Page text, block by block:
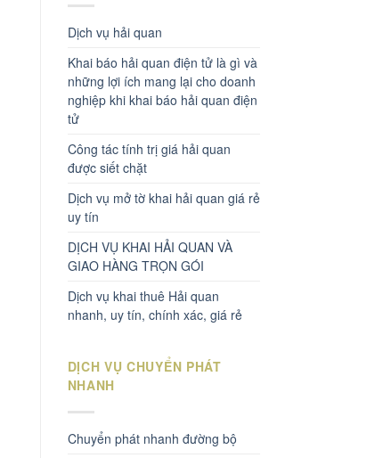
Dịch vụ hải quan
Khai báo hải quan điện tử là gì và
những lợi ích mang lại cho doanh
nghiệp khi khai báo hải quan điện
tử
Công tác tính trị giá hải quan
được siết chặt
Dịch vụ mở tờ khai hải quan giá rẻ
uy tín
DỊCH VỤ KHAI HẢI QUAN VÀ
GIAO HÀNG TRỌN GÓI
Dịch vụ khai thuê Hải quan
nhanh, uy tín, chính xác, giá rẻ
DỊCH VỤ CHUYỂN PHÁT
NHANH
Chuyển phát nhanh đường bộ